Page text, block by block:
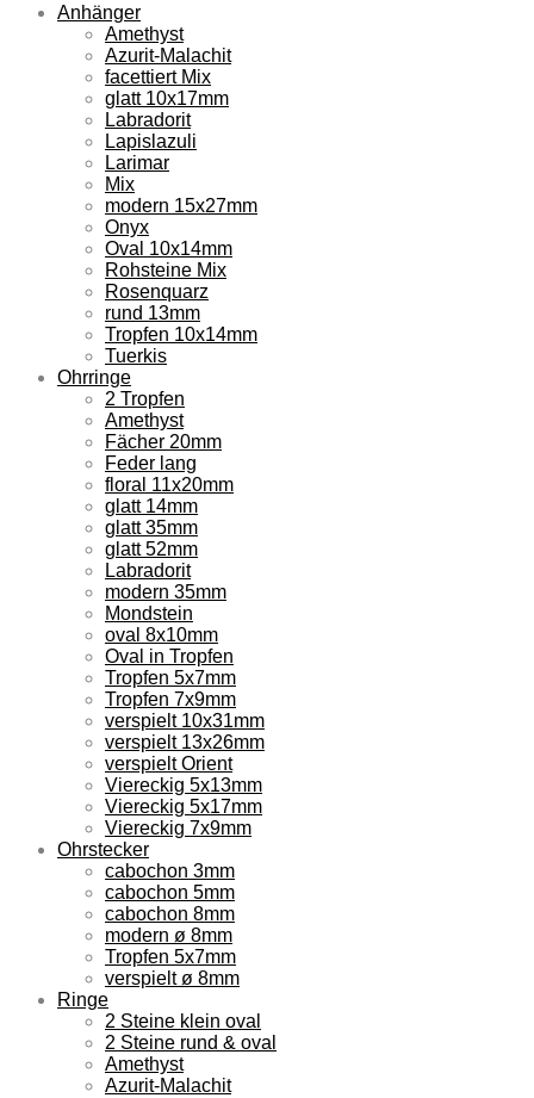
Anhänger
Amethyst
Azurit-Malachit
facettiert Mix
glatt 10x17mm
Labradorit
Lapislazuli
Larimar
Mix
modern 15x27mm
Onyx
Oval 10x14mm
Rohsteine Mix
Rosenquarz
rund 13mm
Tropfen 10x14mm
Tuerkis
Ohrringe
2 Tropfen
Amethyst
Fächer 20mm
Feder lang
floral 11x20mm
glatt 14mm
glatt 35mm
glatt 52mm
Labradorit
modern 35mm
Mondstein
oval 8x10mm
Oval in Tropfen
Tropfen 5x7mm
Tropfen 7x9mm
verspielt 10x31mm
verspielt 13x26mm
verspielt Orient
Viereckig 5x13mm
Viereckig 5x17mm
Viereckig 7x9mm
Ohrstecker
cabochon 3mm
cabochon 5mm
cabochon 8mm
modern ø 8mm
Tropfen 5x7mm
verspielt ø 8mm
Ringe
2 Steine klein oval
2 Steine rund & oval
Amethyst
Azurit-Malachit